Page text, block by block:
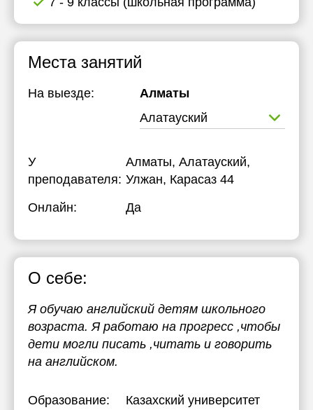
Места занятий
На выезде:
Алматы
Алатауский
У
преподавателя:
Алматы, Алатауский,
Улжан, Карасаз 44
Онлайн:
Да
О себе:
Я обучаю английский детям школьного
возраста. Я работаю на прогресс ,чтобы
дети могли писать ,читать и говорить
на английском.
Образование:
Казахский университет